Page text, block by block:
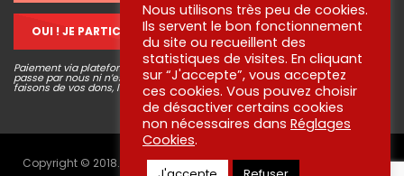
OUI ! JE PARTICIPE !
Paiement via plateforme sécurisé STRIPE, aucune information bancaire ne
passe par nous ni n’est conservée. Pour en savoir plus sur ce que nous
faisons de vos dons, lisez nos engagements!
Copyright © 2018. Tous droits réservés aux créateurs des vidéos -
Nous utilisons très peu de cookies.
Ils servent le bon fonctionnement
du site ou recueillent des
statistiques de visites. En cliquant
sur “J'accepte”, vous acceptez
ces cookies. Vous pouvez choisir
de désactiver certains cookies
non nécessaires dans Réglages
Cookies.